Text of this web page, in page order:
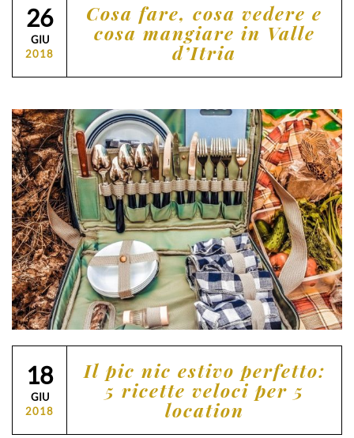
26
GIU
2018
Cosa fare, cosa vedere e
cosa mangiare in Valle
d’Itria
18
GIU
2018
Il pic nic estivo perfetto:
5 ricette veloci per 5
location